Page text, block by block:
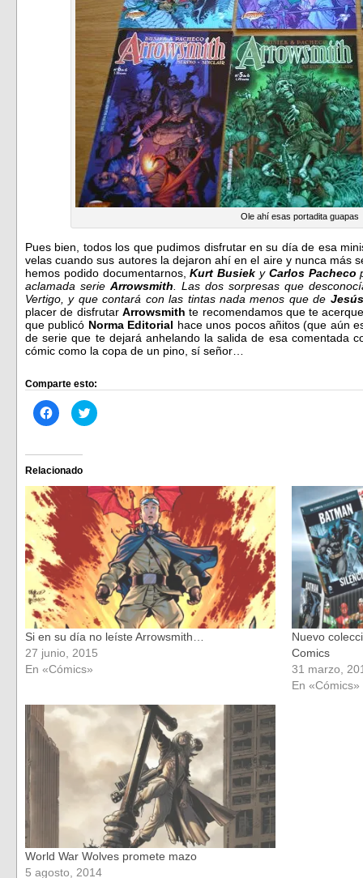
Ole ahí esas portadita guapas
Pues bien, todos los que pudimos disfrutar en su día de esa
velas cuando sus autores la dejaron ahí en el aire y nunca más
hemos podido documentarnos,Kurt Busiek y Carlos Pacheco
aclamada serie Arrowsmith . Las dos sorpresas que
Vertigo, y que contará con las tintas nada menos que de
placer de disfrutar Arrowsmith te recomendamos que te
que publicó Norma Editorial hace unos pocos añitos (que aún
de serie que te dejará anhelando la salida de esa comentada
cómic como la copa de un pino, sí señor…
Comparte esto:
Haz
clic
Facebook
(Se
abre
en
ventana
nueva)
Haz
clic
en
una
ventana
nueva)
Relacionado
Si en su día no leíste Arrowsmith…
27 junio, 2015
En «Cómics»
Nuevo
Comics
31 marzo,
En «Cómics»
World War Wolves promete mazo
5 agosto, 2014